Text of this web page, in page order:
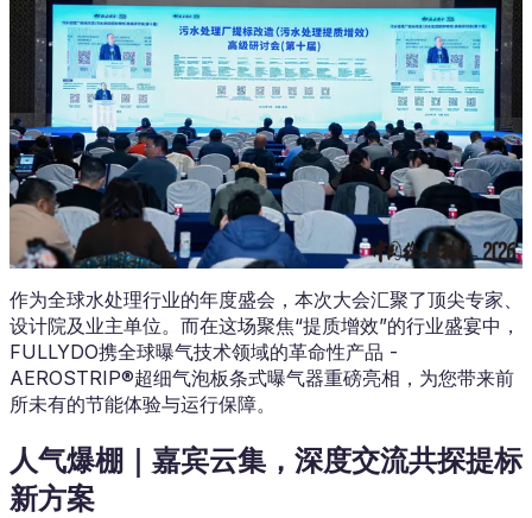
作为全球水处理行业的年度盛会，本次大会汇聚了顶尖专家、
设计院及业主单位。而在这场聚焦“提质增效”的行业盛宴中，
FULLYDO携全球曝气技术领域的革命性产品 -
AEROSTRIP®超细气泡板条式曝气器重磅亮相，为您带来前
所未有的节能体验与运行保障。
人气爆棚｜嘉宾云集，深度交流共探提标
新方案